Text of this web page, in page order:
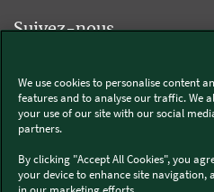
Suivez-nous
Kobold
Thermomix®
We use cookies to personalise content
features and to analyse our traffic. We
your use of our site with our social
partners.
By clicking "Accept All Cookies", you
your device to enhance site navigation,